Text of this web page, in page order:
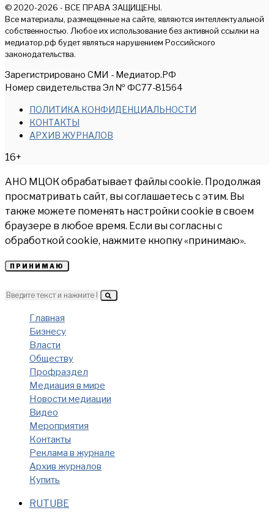
© 2020-2026 - ВСЕ ПРАВА ЗАЩИЩЕНЫ.
Все материалы, размещенные на сайте, являются интеллектуальной
собственностью. Любое их использование без активной ссылки на
медиатор.рф будет являться нарушением Российского
законодательства.
Зарегистрировано СМИ - Медиатор.РФ
Номер свидетельства Эл № ФС77-81564
ПОЛИТИКА КОНФИДЕНЦИАЛЬНОСТИ
КОНТАКТЫ
АРХИВ ЖУРНАЛОВ
16+
АНО МЦОК обрабатывает файлы cookie. Продолжая
просматривать сайт, вы соглашаетесь с этим. Вы
также можете поменять настройки cookie в своем
браузере в любое время. Если вы согласны с
обработкой cookie, нажмите кнопку «принимаю».
ПРИНИМАЮ
Главная
Бизнесу
Власти
Обществу
Профраздел
Медиация в мире
Новости медиации
Видео
Мероприятия
Контакты
Реклама в журнале
Архив журналов
Купить
RUTUBE